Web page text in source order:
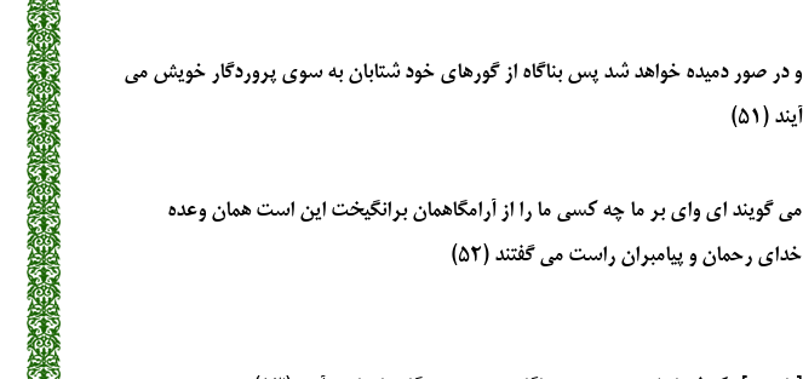
و در صور دميده خواهد شد پس بناگاه از گورهاى خود شتابان به سوى پروردگار خويش مى
‏آيند (۵۱)
مى‏ گويند اى واى بر ما چه كسى ما را از آرامگاهمان برانگيخت اين است همان وعده
خداى رحمان و پيامبران راست مى گفتند (۵۲)